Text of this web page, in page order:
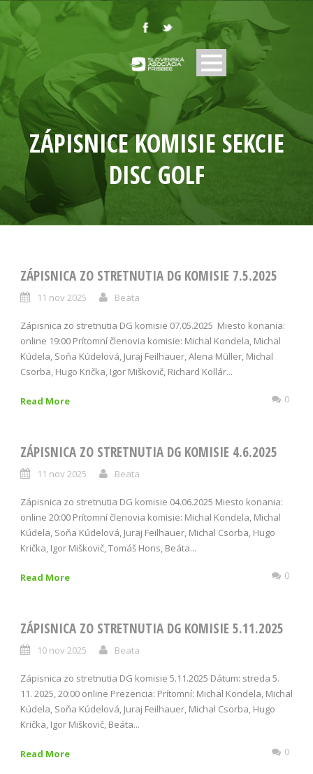
ZÁPISNICE KOMISIE SEKCIE
DISC GOLF
ZÁPISNICA ZO STRETNUTIA DG KOMISIE 7.5.2025
11 nov 2025 Beata
Zápisnica zo stretnutia DG komisie 07.05.2025 Miesto konania:
online 19:00 Prítomní členovia komisie: Michal Kondela, Michal
Kúdela, Soňa Kúdelová, Juraj Feilhauer, Alena Müller, Michal
Csorba, Hugo Krička, Igor Miškovič, Richard Kollár...
Read More 0
ZÁPISNICA ZO STRETNUTIA DG KOMISIE 4.6.2025
11 nov 2025 Beata
Zápisnica zo stretnutia DG komisie 04.06.2025 Miesto konania:
online 20:00 Prítomní členovia komisie: Michal Kondela, Michal
Kúdela, Soňa Kúdelová, Juraj Feilhauer, Michal Csorba, Hugo
Krička, Igor Miškovič, Tomáš Hons, Beáta...
Read More 0
ZÁPISNICA ZO STRETNUTIA DG KOMISIE 5.11.2025
10 nov 2025 Beata
Zápisnica zo stretnutia DG komisie 5.11.2025 Dátum: streda 5.
11. 2025, 20:00 online Prezencia: Prítomní: Michal Kondela, Michal
Kúdela, Soňa Kúdelová, Juraj Feilhauer, Michal Csorba, Hugo
Krička, Igor Miškovič, Beáta...
Read More 0